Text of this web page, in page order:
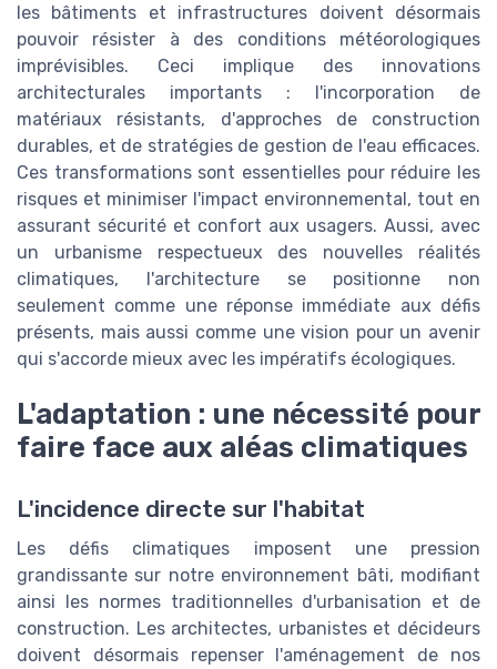
les bâtiments et infrastructures doivent désormais
pouvoir résister à des conditions météorologiques
imprévisibles. Ceci implique des innovations
architecturales importants : l'incorporation de
matériaux résistants, d'approches de construction
durables, et de stratégies de gestion de l'eau efficaces.
Ces transformations sont essentielles pour réduire les
risques et minimiser l'impact environnemental, tout en
assurant sécurité et confort aux usagers. Aussi, avec
un urbanisme respectueux des nouvelles réalités
climatiques, l'architecture se positionne non
seulement comme une réponse immédiate aux défis
présents, mais aussi comme une vision pour un avenir
qui s'accorde mieux avec les impératifs écologiques.
L'adaptation : une nécessité pour
faire face aux aléas climatiques
L'incidence directe sur l'habitat
Les défis climatiques imposent une pression
grandissante sur notre environnement bâti, modifiant
ainsi les normes traditionnelles d'urbanisation et de
construction. Les architectes, urbanistes et décideurs
doivent désormais repenser l'aménagement de nos